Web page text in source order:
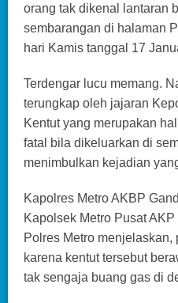
orang tak dikenal lantaran
sembarangan di halaman
hari Kamis tanggal 17
Terdengar lucu memang.
terungkap oleh jajaran
Kentut yang merupakan
fatal bila dikeluarkan di
menimbulkan kejadian
Kapolres Metro AKBP
Kapolsek Metro Pusat
Polres Metro
karena kentut tersebut
tak sengaja buang gas di